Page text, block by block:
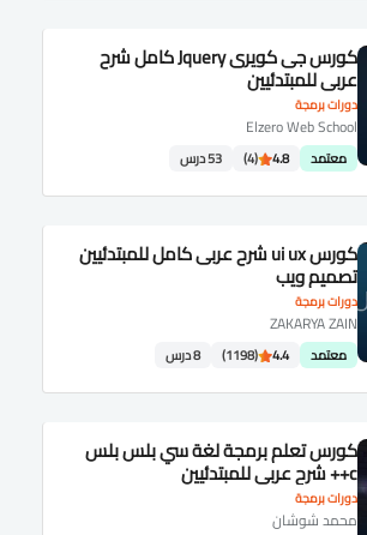
دورات برمجة
كورس جى كويرى Jquery كامل شرح
عربى للمبتدئيين
Elzero Web School
معتمد 4.8
(4) 53 درس
دورات برمجة
كورس ui ux شرح عربى كامل للمبتدئيين
تصميم ويب
ZAKARYA ZAIN
معتمد 4.4
(1198) 8 درس
دورات برمجة
كورس تعلم برمجة لغة سي بلس بلس
c++ شرح عربى للمبتدئيين
محمد شوشان